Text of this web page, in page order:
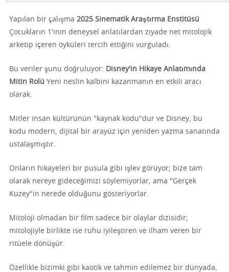
Yapılan bir çalışma 2025 Sinematik Araştırma Enstitüsü
Çocukların 1'inin deneysel anlatılardan ziyade net mitolojik
arketip içeren öyküleri tercih ettiğini vurguladı.
Bu veriler şunu doğruluyor: Disney'in Hikaye Anlatımında
Mitin Rolü Yeni neslin kalbini kazanmanın en etkili aracı
olarak.
Mitler insan kültürünün "kaynak kodu"dur ve Disney, bu
kodu modern, dijital bir arayüz için yeniden yazma sanatında
ustalaşmıştır.
Onların hikayeleri bir pusula gibi işlev görüyor; bize tam
olarak nereye gideceğimizi söylemiyorlar, ama "Gerçek
Kuzey"in nerede olduğunu gösteriyorlar.
Mitoloji olmadan bir film sadece bir olaylar dizisidir;
mitolojiyle birlikte ise ruhu iyileştiren ve ilham veren bir
ritüele dönüşür.
Özellikle bizimki gibi kaotik ve tahmin edilemez bir dünyada,